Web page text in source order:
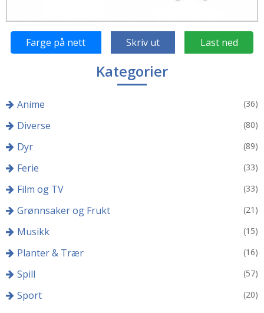
Farge på nett Skriv ut Last ned
Kategorier
Anime (36)
Diverse (80)
Dyr (89)
Ferie (33)
Film og TV (33)
Grønnsaker og Frukt (21)
Musikk (15)
Planter & Trær (16)
Spill (57)
Sport (20)